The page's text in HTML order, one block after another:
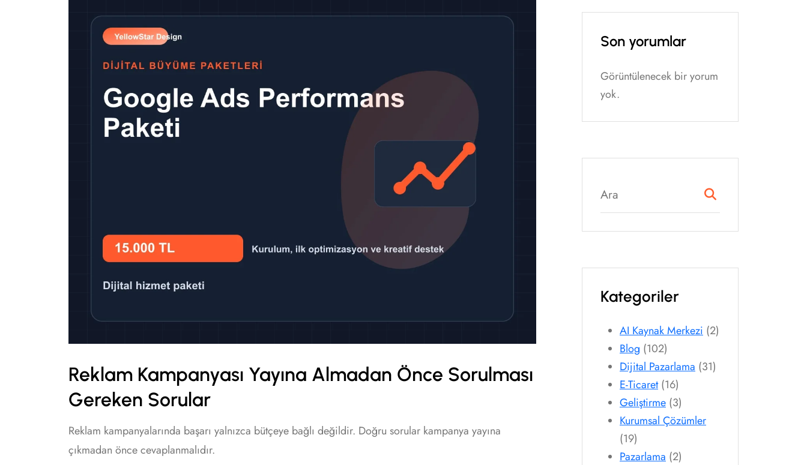
Reklam Kampanyası Yayına Almadan Önce Sorulması
Gereken Sorular
Reklam kampanyalarında başarı yalnızca bütçeye bağlı değildir. Doğru sorular kampanya yayına
çıkmadan önce cevaplanmalıdır.
Son yorumlar
Görüntülenecek bir yorum
yok.
Kategoriler
AI Kaynak Merkezi (2)
Blog (102)
Dijital Pazarlama (31)
E-Ticaret(16)
Geliştirme (3)
Kurumsal Çözümler
(19)
Pazarlama (2)